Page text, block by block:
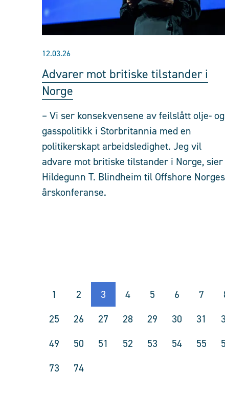
12.03.26
Advarer mot britiske tilstander i
Norge
– Vi ser konsekvensene av feilslått olje- og
gasspolitikk i Storbritannia med en
politikerskapt arbeidsledighet. Jeg vil
advare mot britiske tilstander i Norge, sier
Hildegunn T. Blindheim til Offshore Norges
årskonferanse.
1 2 3 4 5 6 7
25
26 27 28 29 30 31
49
50 51 52 53 54 55
73
74